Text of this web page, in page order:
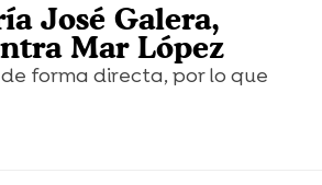
José Galera,
Mar López
forma directa, por lo que